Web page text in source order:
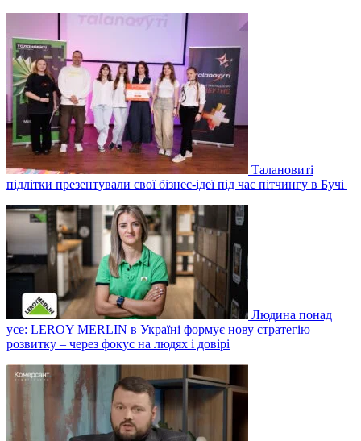
Талановиті
підлітки презентували свої бізнес-ідеї під час пітчингу в Бучі
Людина понад
усе: LEROY MERLIN в Україні формує нову стратегію
розвитку – через фокус на людях і довірі